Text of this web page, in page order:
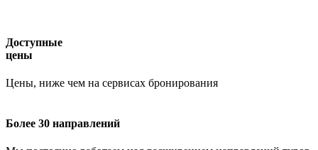
Доступные
цены
Цены, ниже чем на сервисах бронирования
Более 30 направлений